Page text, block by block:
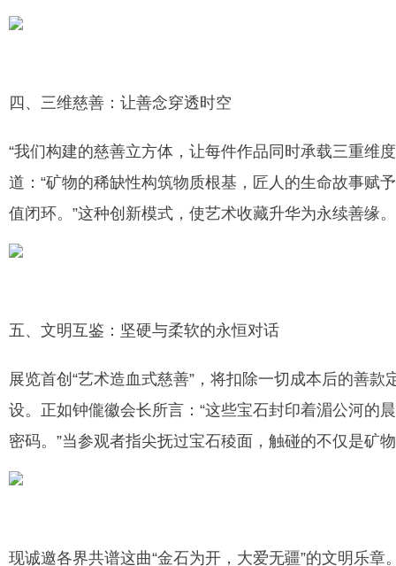
四、三维慈善：让善念穿透时空
“我们构建的慈善立方体，让每件作品同时承载三重维
道：“矿物的稀缺性构筑物质根基，匠人的生命故事赋
值闭环。”这种创新模式，使艺术收藏升华为永续善缘。
五、文明互鉴：坚硬与柔软的永恒对话
展览首创“艺术造血式慈善”，将扣除一切成本后的善
设。正如钟儱徽会长所言：“这些宝石封印着湄公河的
密码。”当参观者指尖抚过宝石稜面，触碰的不仅是矿
现诚邀各界共谱这曲“金石为开，大爱无疆”的文明乐